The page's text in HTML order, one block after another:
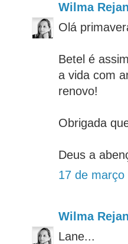
Wilma
Olá
Betel é
a vida com
renovo!
Obrigada
Deus a
17 de
Wilma
Lane...